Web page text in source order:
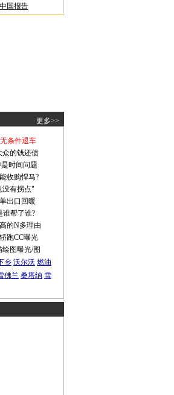
国报告
更多>>
条件退车
众的钱还债
时间问题
收购悍马?
没有拐点"
出口回暖
谁帮了谁?
的N多理由
跑CC曝光
图曝光/图
乡 沃尔沃 燃油
佛兰 桑塔纳 雪